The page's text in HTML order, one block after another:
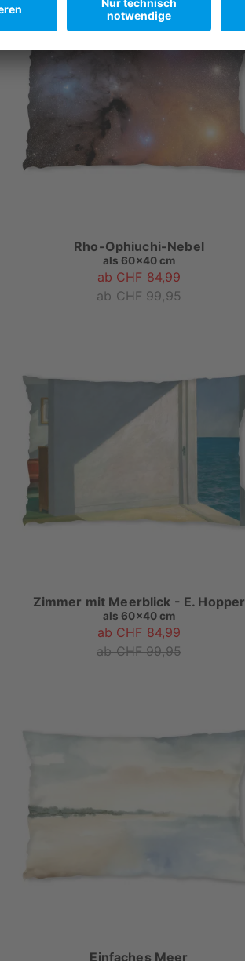
Rho-Ophiuchi-Nebel
als 60x40 cm
ab CHF 84,99
ab CHF 99,95
Zimmer mit Meerblick - E. Hopper
als 60x40 cm
ab CHF 84,99
ab CHF 99,95
Einfaches Meer